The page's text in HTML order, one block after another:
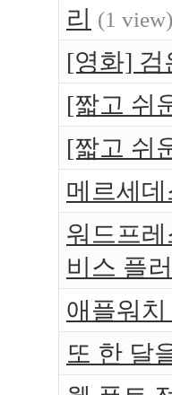
리
(1 view)
[영화] 검
[짧고 쉬
[짧고 쉬
메르세데
워드프
비스 플
애플워치
또 한 달